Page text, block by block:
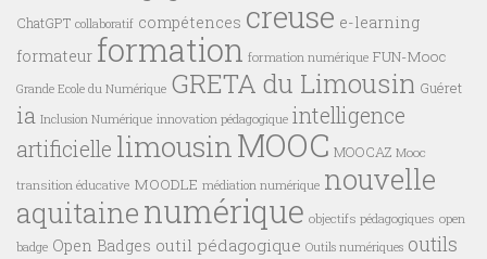
ChatGPT collaboratif compétences creuse e-learning
formateur formation formation numérique FUN-Mooc
Grande Ecole du Numérique GRETA du Limousin Guéret
ia Inclusion Numérique innovation pédagogique intelligence
artificielle limousinMOOC MOOCAZ Mooc
transition éducative MOODLE médiation numérique nouvelle
aquitainenumérique objectifs pédagogiques open
badge Open Badges outil pédagogique Outils numériques outils